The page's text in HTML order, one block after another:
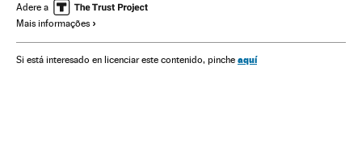
Adere a
Mais informações
Si está interesado en licenciar este contenido, pinche aquí